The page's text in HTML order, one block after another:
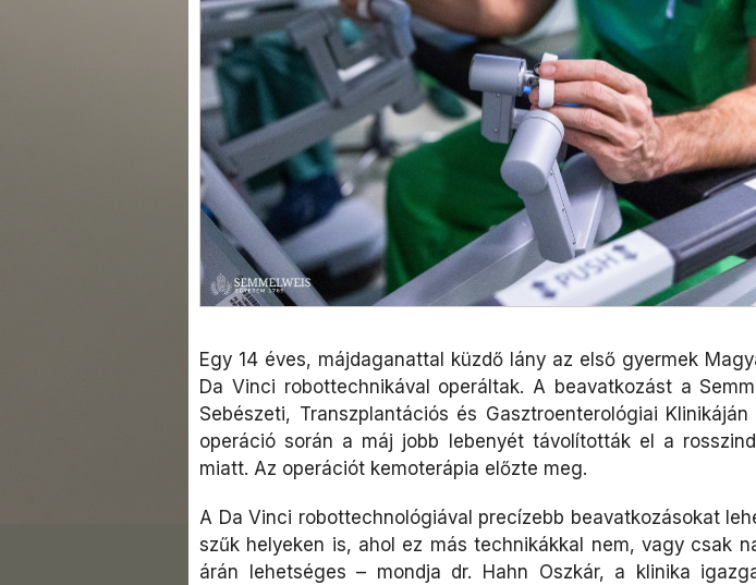
Egy 14 éves, májdaganattal küzdő lány az első gyermek
Da Vinci robottechnikával operáltak. A beavatkozást a
Sebészeti, Transzplantációs és Gasztroenterológiai
operáció során a máj jobb lebenyét távolították el a
miatt. Az operációt kemoterápia előzte meg.
A Da Vinci robottechnológiával precízebb beavatkozásokat
szűk helyeken is, ahol ez más technikákkal nem, vagy csak
árán lehetséges – mondja dr. Hahn Oszkár, a klinika